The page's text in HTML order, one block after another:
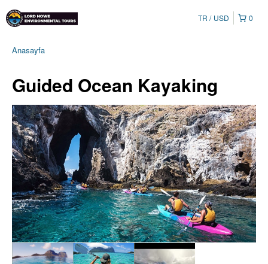
0
TR USD
Anasayfa
Guided Ocean Kayaking